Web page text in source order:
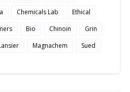
Chemicals Lab
Ethical
Bio Chinoin
Grin
Magnachem Sued